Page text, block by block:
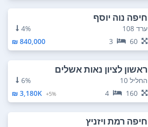
חיפה נוה יוסף
ערד 108
4%
60
3
840,000 ₪
ראשון לציון נאות אשלים
החליל 10
6%
160
4
5%+
3,180K ₪
חיפה רמת ויזניץ